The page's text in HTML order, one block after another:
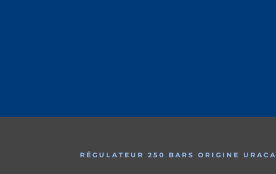
RÉGULATEUR 250 BARS ORIGINE URACA